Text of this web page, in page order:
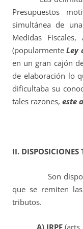
Presupuestos
simultánea de
Medidas
(popularmenteLey
en un gran cajón
de elaboración lo
dificultaba su
tales razones, este
II. DISPOSICIONES
Son
que se remiten
tributos.